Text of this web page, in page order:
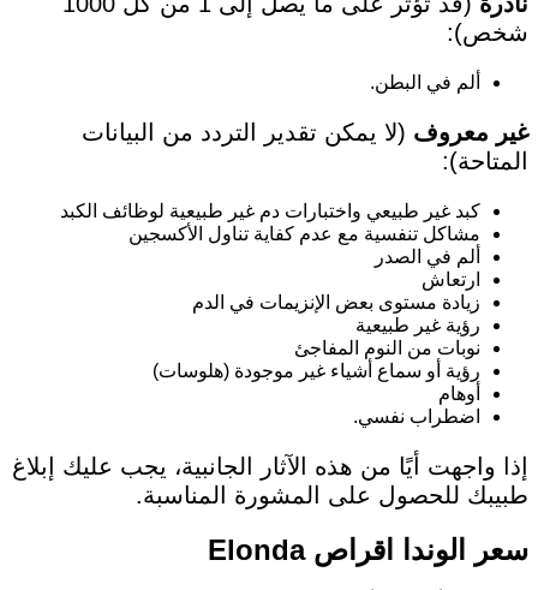
شخص):
ألم في البطن.
غير معروف (لا يمكن تقدير التردد من البيانات
المتاحة):
كبد غير طبيعي واختبارات دم غير طبيعية لوظائف الكبد
مشاكل تنفسية مع عدم كفاية تناول الأكسجين
ألم في الصدر
ارتعاش
زيادة مستوى بعض الإنزيمات في الدم
رؤية غير طبيعية
نوبات من النوم المفاجئ
رؤية أو سماع أشياء غير موجودة (هلوسات)
أوهام
اضطراب نفسي.
إذا واجهت أيًا من هذه الآثار الجانبية، يجب عليك إبلاغ
طبيبك للحصول على المشورة المناسبة.
سعر الوندا اقراص Elonda